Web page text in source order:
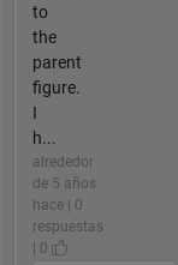
to
the
parent
figure.
I
h...
alrededor
de 5 años
hace | 0
respuestas
| 0